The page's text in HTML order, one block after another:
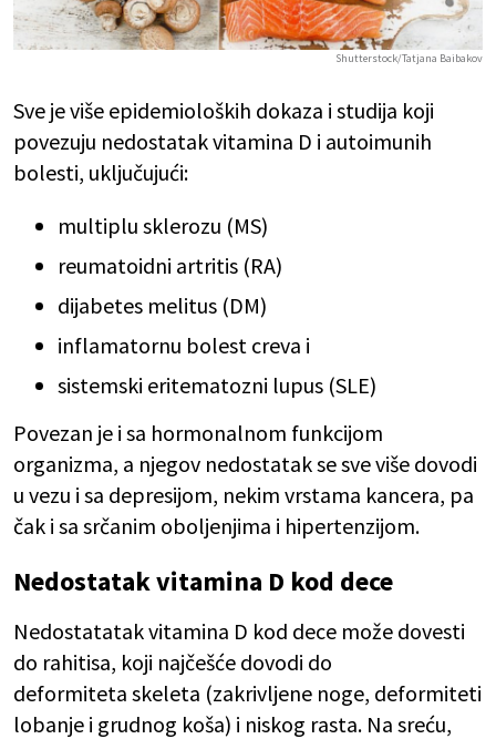
Shutterstock/Tatjana Baibakov
Sve je više epidemioloških dokaza i studija koji
povezuju nedostatak vitamina D i autoimunih
bolesti, uključujući:
multiplu sklerozu (MS)
reumatoidni artritis (RA)
dijabetes melitus (DM)
inflamatornu bolest creva i
sistemski eritematozni lupus (SLE)
Povezan je i sa hormonalnom funkcijom
organizma, a njegov nedostatak se sve više dovodi
u vezu i sa depresijom, nekim vrstama kancera, pa
čak i sa srčanim oboljenjima i hipertenzijom.
Nedostatak vitamina D kod dece
Nedostatatak vitamina D kod dece može dovesti
do rahitisa, koji najčešće dovodi do
deformiteta skeleta (zakrivljene noge, deformiteti
lobanje i grudnog koša) i niskog rasta. Na sreću,